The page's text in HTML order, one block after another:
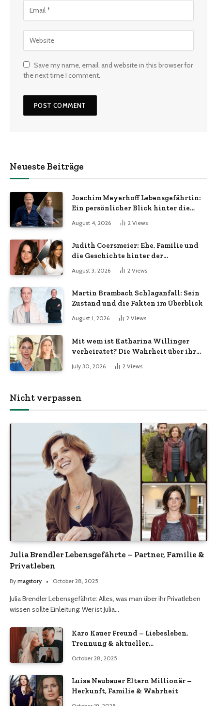
Save my name, email, and website in this browser for
the next time I comment.
Neueste Beiträge
Joachim Meyerhoff Lebensgefährtin:
Ein persönlicher Blick hinter die
August 4, 2026 2 Views
Judith Coersmeier: Ehe, Familie und
die Geschichte hinter der
Öffentlichkeit
August 3, 2026 2 Views
Martin Brambach Schlaganfall: Sein
Zustand und die Fakten im Überblick
August 1, 2026 2 Views
Mit wem ist Katharina Willinger
verheiratet? Die Wahrheit über ihr
Familienleben
July 30, 2026 2 Views
Nicht verpassen
Julia Brendler Lebensgefährte – Partner, Familie &
Privatleben
By magstory October 28, 2025
Julia Brendler Lebensgefährte: Alles, was man über ihr Privatleben
wissen sollte Einleitung: Wer ist Julia…
Karo Kauer Freund – Liebesleben,
Trennung & aktueller
October 28, 2025
Luisa Neubauer Eltern Millionär –
Herkunft, Familie & Wahrheit